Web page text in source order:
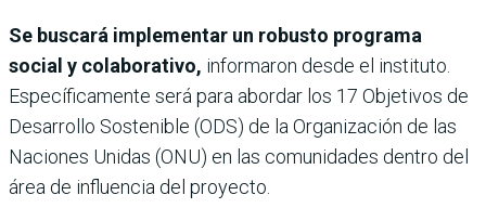
Se buscará implementar un robusto programa
social y colaborativo, informaron desde el instituto.
Específicamente será para abordar los 17 Objetivos de
Desarrollo Sostenible (ODS) de la Organización de las
Naciones Unidas (ONU) en las comunidades dentro del
área de influencia del proyecto.